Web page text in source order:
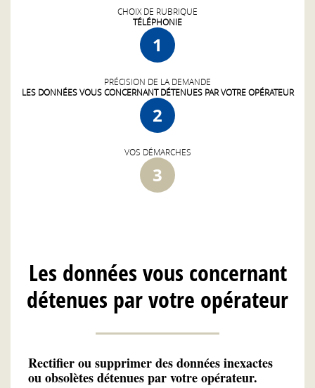
1
CHOIX DE RUBRIQUE
TÉLÉPHONIE
2
PRÉCISION DE LA DEMANDE
LES DONNÉES VOUS CONCERNANT DÉTENUES PAR VOTRE OPÉRATEUR
3
VOS DÉMARCHES
Les données vous concernant
détenues par votre opérateur
Rectifier ou supprimer des données inexactes
ou obsolètes détenues par votre opérateur.